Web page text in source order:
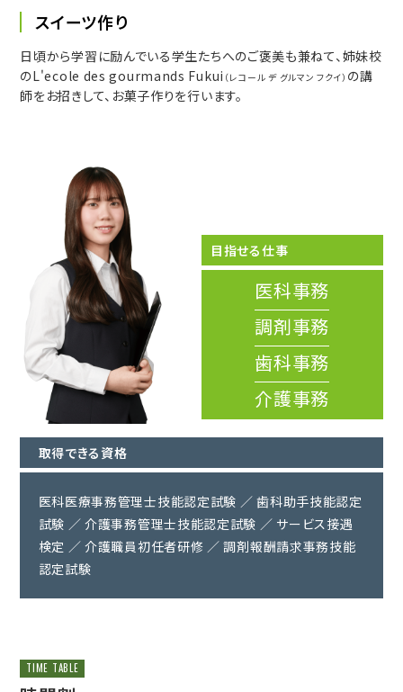
スイーツ作り
日頃から学習に励んでいる学生たちへのご褒美も兼ねて、姉妹校
のL'ecole des gourmands Fukui （レコール デ グルマン フクイ） の講
師をお招きして、お菓子作りを行います。
目指せる仕事
医科事務
調剤事務
歯科事務
介護事務
取得できる資格
医科医療事務管理士技能認定試験 ／ 歯科助手技能認定
試験 ／ 介護事務管理士技能認定試験 ／ サービス接遇
検定 ／ 介護職員初任者研修 ／ 調剤報酬請求事務技能
認定試験
TIME TABLE